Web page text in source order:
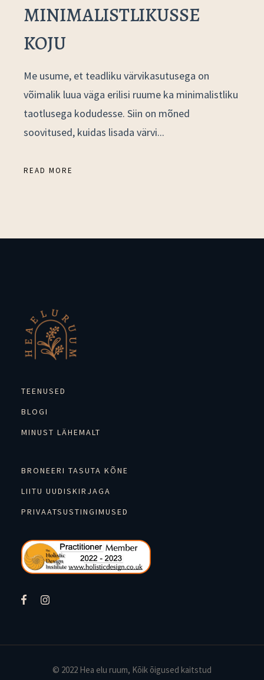
MINIMALISTLIKUSSE
KOJU
Me usume, et teadliku värvikasutusega on
võimalik luua väga erilisi ruume ka minimalistliku
taotlusega kodudesse. Siin on mõned
soovitused, kuidas lisada värvi...
READ MORE
TEENUSED
BLOGI
MINUST LÄHEMALT
BRONEERI TASUTA KÕNE
LIITU UUDISKIRJAGA
PRIVAATSUSTINGIMUSED
© 2022 Hea elu ruum, Kõik õigused kaitstud